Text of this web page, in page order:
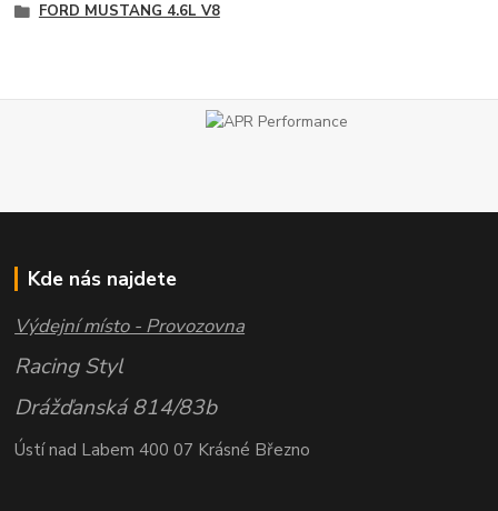
FORD MUSTANG 4.6L V8
Kde nás najdete
Výdejní místo - Provozovna
Racing Styl
Drážďanská 814/83b
Ústí nad Labem 400 07 Krásné Březno